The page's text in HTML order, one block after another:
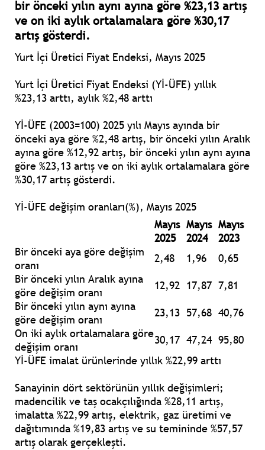
bir önceki yılın aynı ayına göre %23,13 artış
ve on iki aylık ortalamalara göre %30,17
artış gösterdi.
Yurt İçi Üretici Fiyat Endeksi, Mayıs 2025
Yurt İçi Üretici Fiyat Endeksi (Yİ-ÜFE) yıllık
%23,13 arttı, aylık %2,48 arttı
Yİ-ÜFE (2003=100) 2025 yılı Mayıs ayında bir
önceki aya göre %2,48 artış, bir önceki yılın Aralık
ayına göre %12,92 artış, bir önceki yılın aynı ayına
göre %23,13 artış ve on iki aylık ortalamalara göre
%30,17 artış gösterdi.
Yİ-ÜFE değişim oranları(%), Mayıs 2025
Mayıs
2025
Mayıs
2024
Mayıs
2023
Bir önceki aya göre değişim
oranı
2,48 1,96
0,65
Bir önceki yılın Aralık ayına
göre değişim oranı
12,92 17,87 7,81
Bir önceki yılın aynı ayına
göre değişim oranı
23,13 57,68 40,76
On iki aylık ortalamalara göre
değişim oranı
30,17 47,24 95,80
Yİ-ÜFE imalat ürünlerinde yıllık %22,99 arttı
Sanayinin dört sektörünün yıllık değişimleri;
madencilik ve taş ocakçılığında %28,11 artış,
imalatta %22,99 artış, elektrik, gaz üretimi ve
dağıtımında %19,83 artış ve su temininde %57,57
artış olarak gerçekleşti.